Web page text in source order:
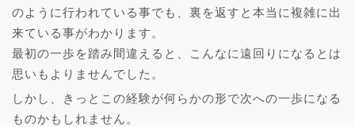
のように行われている事でも、裏を返すと本当に複雑に出
来ている事がわかります。
最初の一歩を踏み間違えると、こんなに遠回りになるとは
思いもよりませんでした。
しかし、きっとこの経験が何らかの形で次への一歩になる
ものかもしれません。